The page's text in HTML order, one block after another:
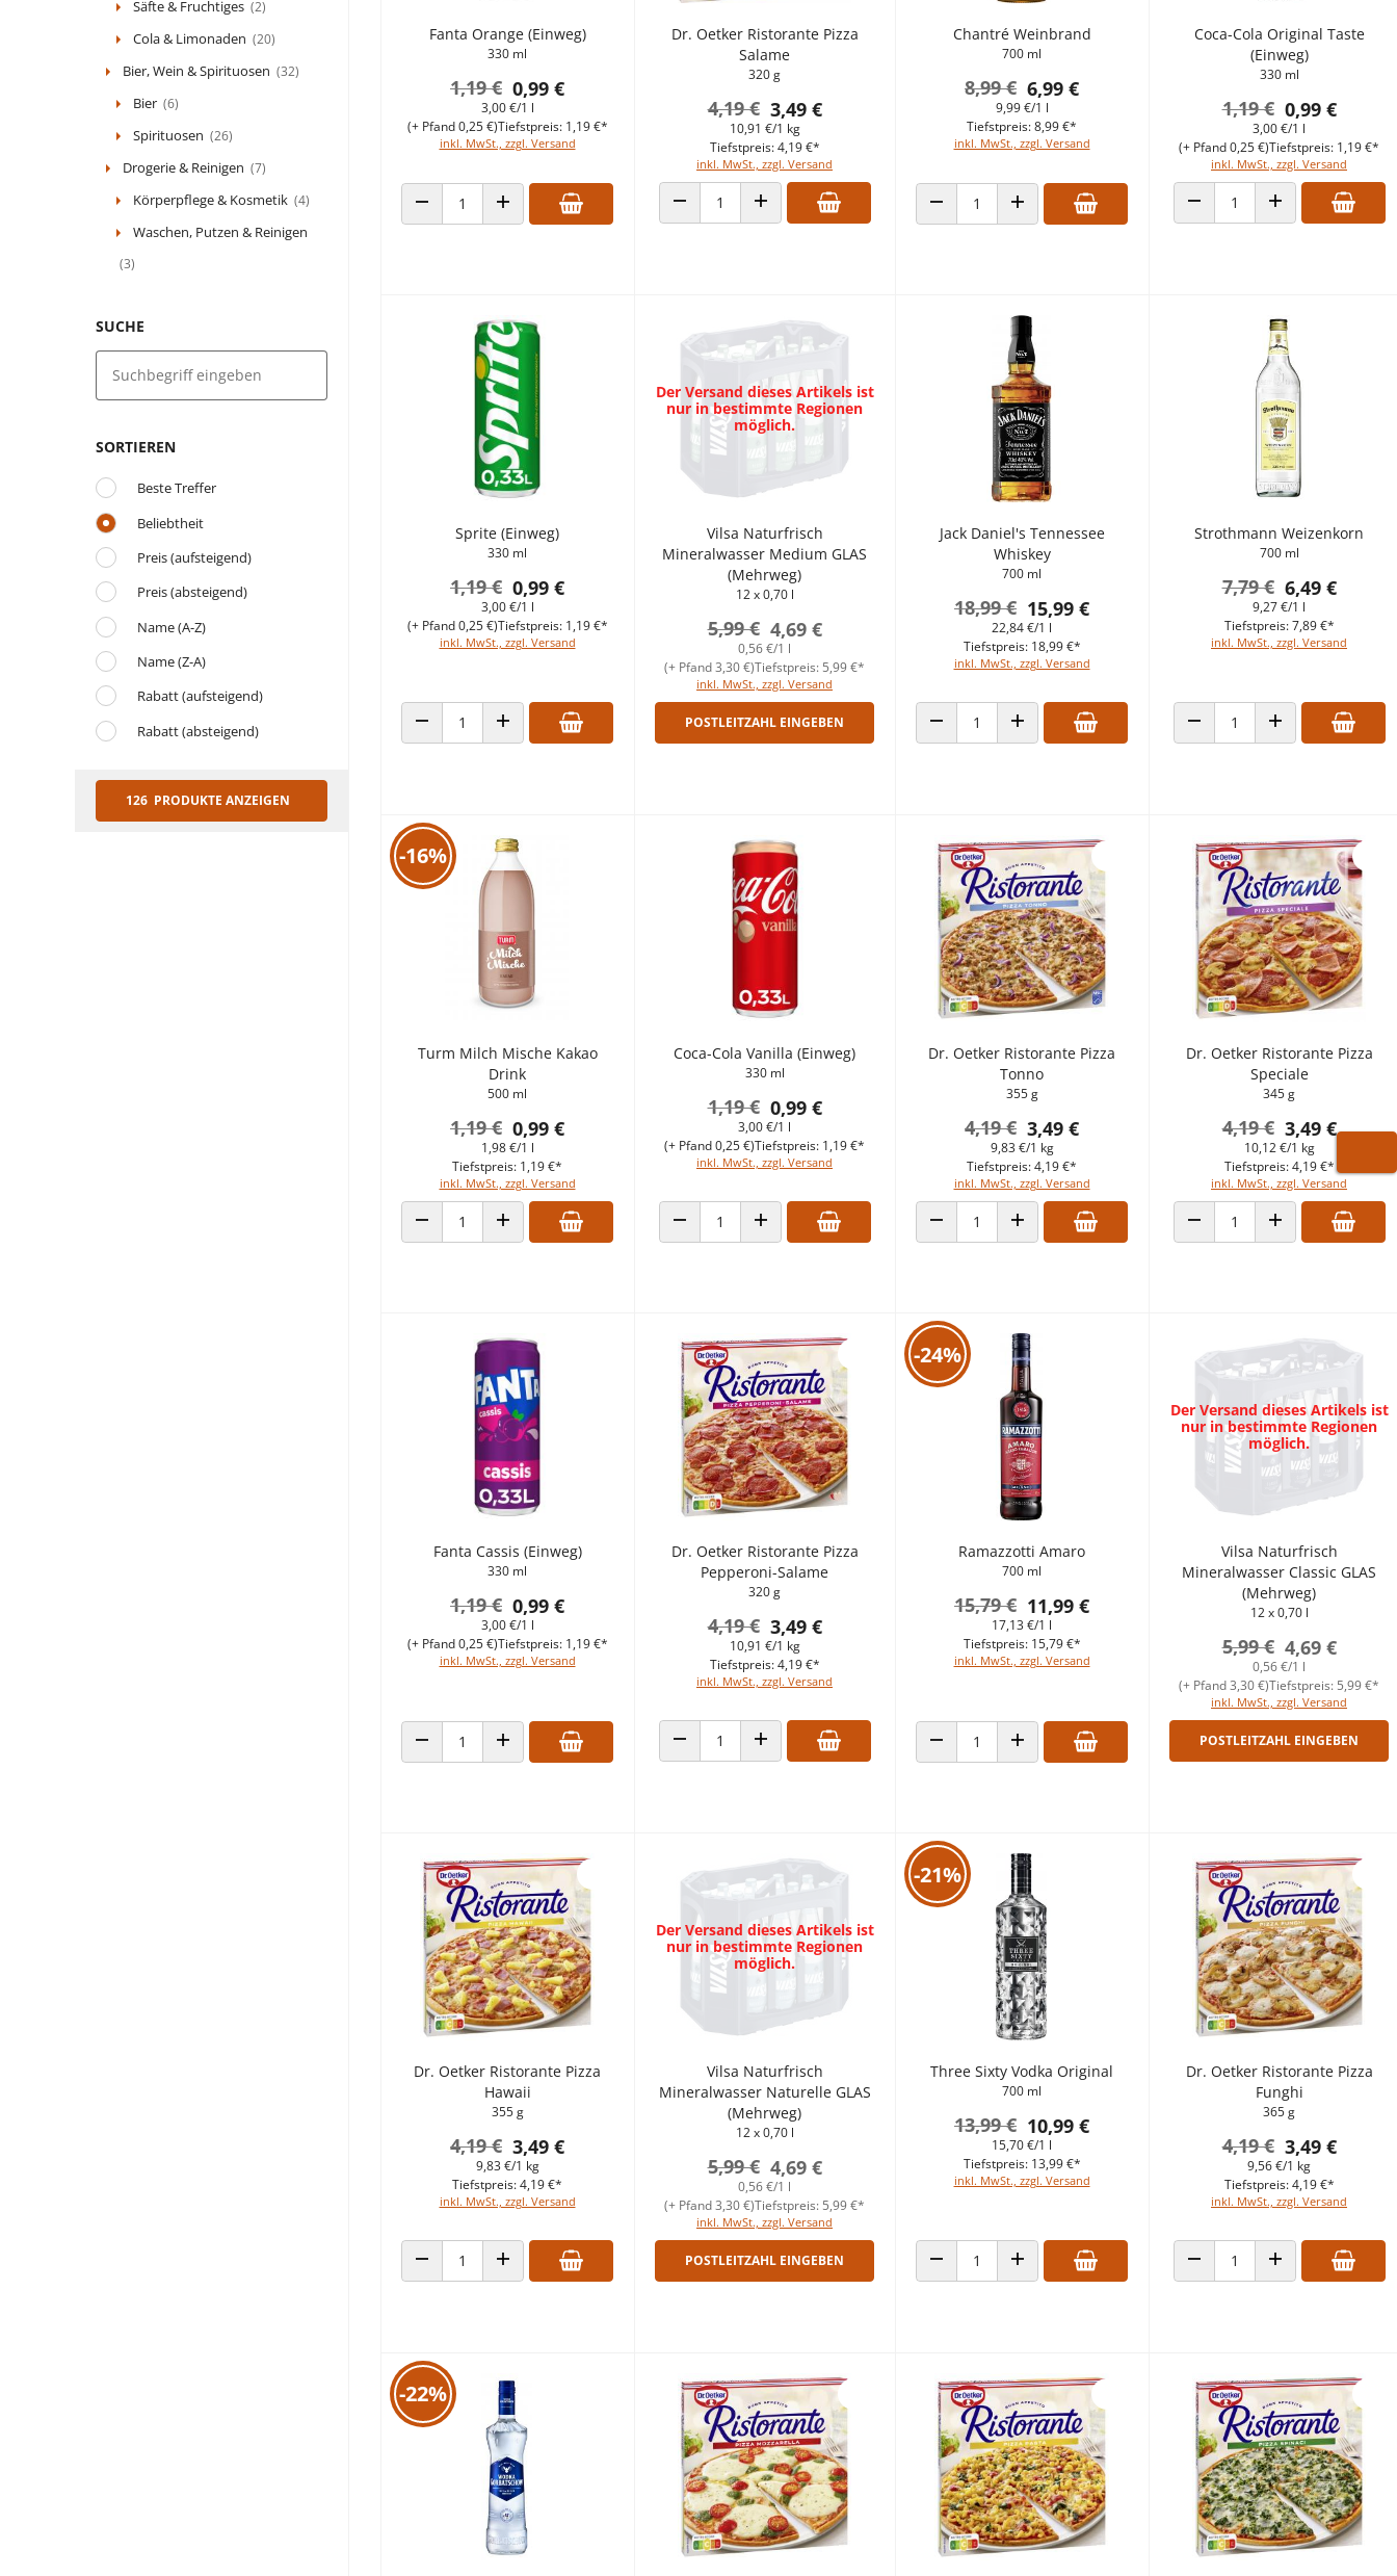
Säfte & Fruchtiges (2)
Cola & Limonaden (20)
Bier, Wein & Spirituosen (32)
Bier (6)
Spirituosen (26)
Drogerie & Reinigen (7)
Körperpflege & Kosmetik (4)
Waschen, Putzen & Reinigen
(3)
SUCHE
SORTIEREN
Beste Treffer
Beliebtheit
Preis (aufsteigend)
Preis (absteigend)
Name (A-Z)
Name (Z-A)
Rabatt (aufsteigend)
Rabatt (absteigend)
126 PRODUKTE ANZEIGEN
Fanta Orange (Einweg)
330 ml
0,99 €
1,19 €
3,00 €/1 l
inkl. MwSt., zzgl. Versand
(+ Pfand 0,25 €)Tiefstpreis: 1,19 €*
ANZAHL VERRINGERNANZAHL ERHÖHEN
Dr. Oetker Ristorante Pizza
Salame
320 g
3,49 €
4,19 €
10,91 €/1 kg
inkl. MwSt., zzgl. Versand
Tiefstpreis: 4,19 €*
ANZAHL VERRINGERNANZAHL ERHÖHEN
Chantré Weinbrand
700 ml
6,99 €
8,99 €
9,99 €/1 l
inkl. MwSt., zzgl. Versand
Tiefstpreis: 8,99 €*
ANZAHL VERRINGERNANZAHL ERHÖHEN
Coca-Cola Original Taste
(Einweg)
330 ml
0,99 €
1,19 €
3,00 €/1 l
inkl. MwSt., zzgl. Versand
(+ Pfand 0,25 €)Tiefstpreis: 1,19 €*
ANZAHL VERRINGERNANZAHL ERHÖHEN
Sprite (Einweg)
330 ml
0,99 €
1,19 €
3,00 €/1 l
inkl. MwSt., zzgl. Versand
(+ Pfand 0,25 €)Tiefstpreis: 1,19 €*
ANZAHL VERRINGERNANZAHL ERHÖHEN
Der Versand dieses Artikels ist
nur in bestimmte Regionen
möglich.
Vilsa Naturfrisch
Mineralwasser Medium GLAS
(Mehrweg)
12 x 0,70 l
4,69 €
5,99 €
0,56 €/1 l
inkl. MwSt., zzgl. Versand
(+ Pfand 3,30 €)Tiefstpreis: 5,99 €*
POSTLEITZAHL EINGEBEN
Jack Daniel's Tennessee
Whiskey
700 ml
15,99 €
18,99 €
22,84 €/1 l
inkl. MwSt., zzgl. Versand
Tiefstpreis: 18,99 €*
ANZAHL VERRINGERNANZAHL ERHÖHEN
Strothmann Weizenkorn
700 ml
6,49 €
7,79 €
9,27 €/1 l
inkl. MwSt., zzgl. Versand
Tiefstpreis: 7,89 €*
ANZAHL VERRINGERNANZAHL ERHÖHEN
-16%
Turm Milch Mische Kakao
Drink
500 ml
0,99 €
1,19 €
1,98 €/1 l
inkl. MwSt., zzgl. Versand
Tiefstpreis: 1,19 €*
ANZAHL VERRINGERNANZAHL ERHÖHEN
Coca-Cola Vanilla (Einweg)
330 ml
0,99 €
1,19 €
3,00 €/1 l
inkl. MwSt., zzgl. Versand
(+ Pfand 0,25 €)Tiefstpreis: 1,19 €*
ANZAHL VERRINGERNANZAHL ERHÖHEN
Dr. Oetker Ristorante Pizza
Tonno
355 g
3,49 €
4,19 €
9,83 €/1 kg
inkl. MwSt., zzgl. Versand
Tiefstpreis: 4,19 €*
ANZAHL VERRINGERNANZAHL ERHÖHEN
Dr. Oetker Ristorante Pizza
Speciale
345 g
3,49 €
4,19 €
10,12 €/1 kg
inkl. MwSt., zzgl. Versand
Tiefstpreis: 4,19 €*
ANZAHL VERRINGERNANZAHL ERHÖHEN
Fanta Cassis (Einweg)
330 ml
0,99 €
1,19 €
3,00 €/1 l
inkl. MwSt., zzgl. Versand
(+ Pfand 0,25 €)Tiefstpreis: 1,19 €*
ANZAHL VERRINGERNANZAHL ERHÖHEN
Dr. Oetker Ristorante Pizza
Pepperoni-Salame
320 g
3,49 €
4,19 €
10,91 €/1 kg
inkl. MwSt., zzgl. Versand
Tiefstpreis: 4,19 €*
ANZAHL VERRINGERNANZAHL ERHÖHEN
-24%
Ramazzotti Amaro
700 ml
11,99 €
15,79 €
17,13 €/1 l
inkl. MwSt., zzgl. Versand
Tiefstpreis: 15,79 €*
ANZAHL VERRINGERNANZAHL ERHÖHEN
Der Versand dieses Artikels ist
nur in bestimmte Regionen
möglich.
Vilsa Naturfrisch
Mineralwasser Classic GLAS
(Mehrweg)
12 x 0,70 l
4,69 €
5,99 €
0,56 €/1 l
inkl. MwSt., zzgl. Versand
(+ Pfand 3,30 €)Tiefstpreis: 5,99 €*
POSTLEITZAHL EINGEBEN
Dr. Oetker Ristorante Pizza
Hawaii
355 g
3,49 €
4,19 €
9,83 €/1 kg
inkl. MwSt., zzgl. Versand
Tiefstpreis: 4,19 €*
ANZAHL VERRINGERNANZAHL ERHÖHEN
Der Versand dieses Artikels ist
nur in bestimmte Regionen
möglich.
Vilsa Naturfrisch
Mineralwasser Naturelle GLAS
(Mehrweg)
12 x 0,70 l
4,69 €
5,99 €
0,56 €/1 l
inkl. MwSt., zzgl. Versand
(+ Pfand 3,30 €)Tiefstpreis: 5,99 €*
POSTLEITZAHL EINGEBEN
-21%
Three Sixty Vodka Original
700 ml
10,99 €
13,99 €
15,70 €/1 l
inkl. MwSt., zzgl. Versand
Tiefstpreis: 13,99 €*
ANZAHL VERRINGERNANZAHL ERHÖHEN
Dr. Oetker Ristorante Pizza
Funghi
365 g
3,49 €
4,19 €
9,56 €/1 kg
inkl. MwSt., zzgl. Versand
Tiefstpreis: 4,19 €*
ANZAHL VERRINGERNANZAHL ERHÖHEN
-22%